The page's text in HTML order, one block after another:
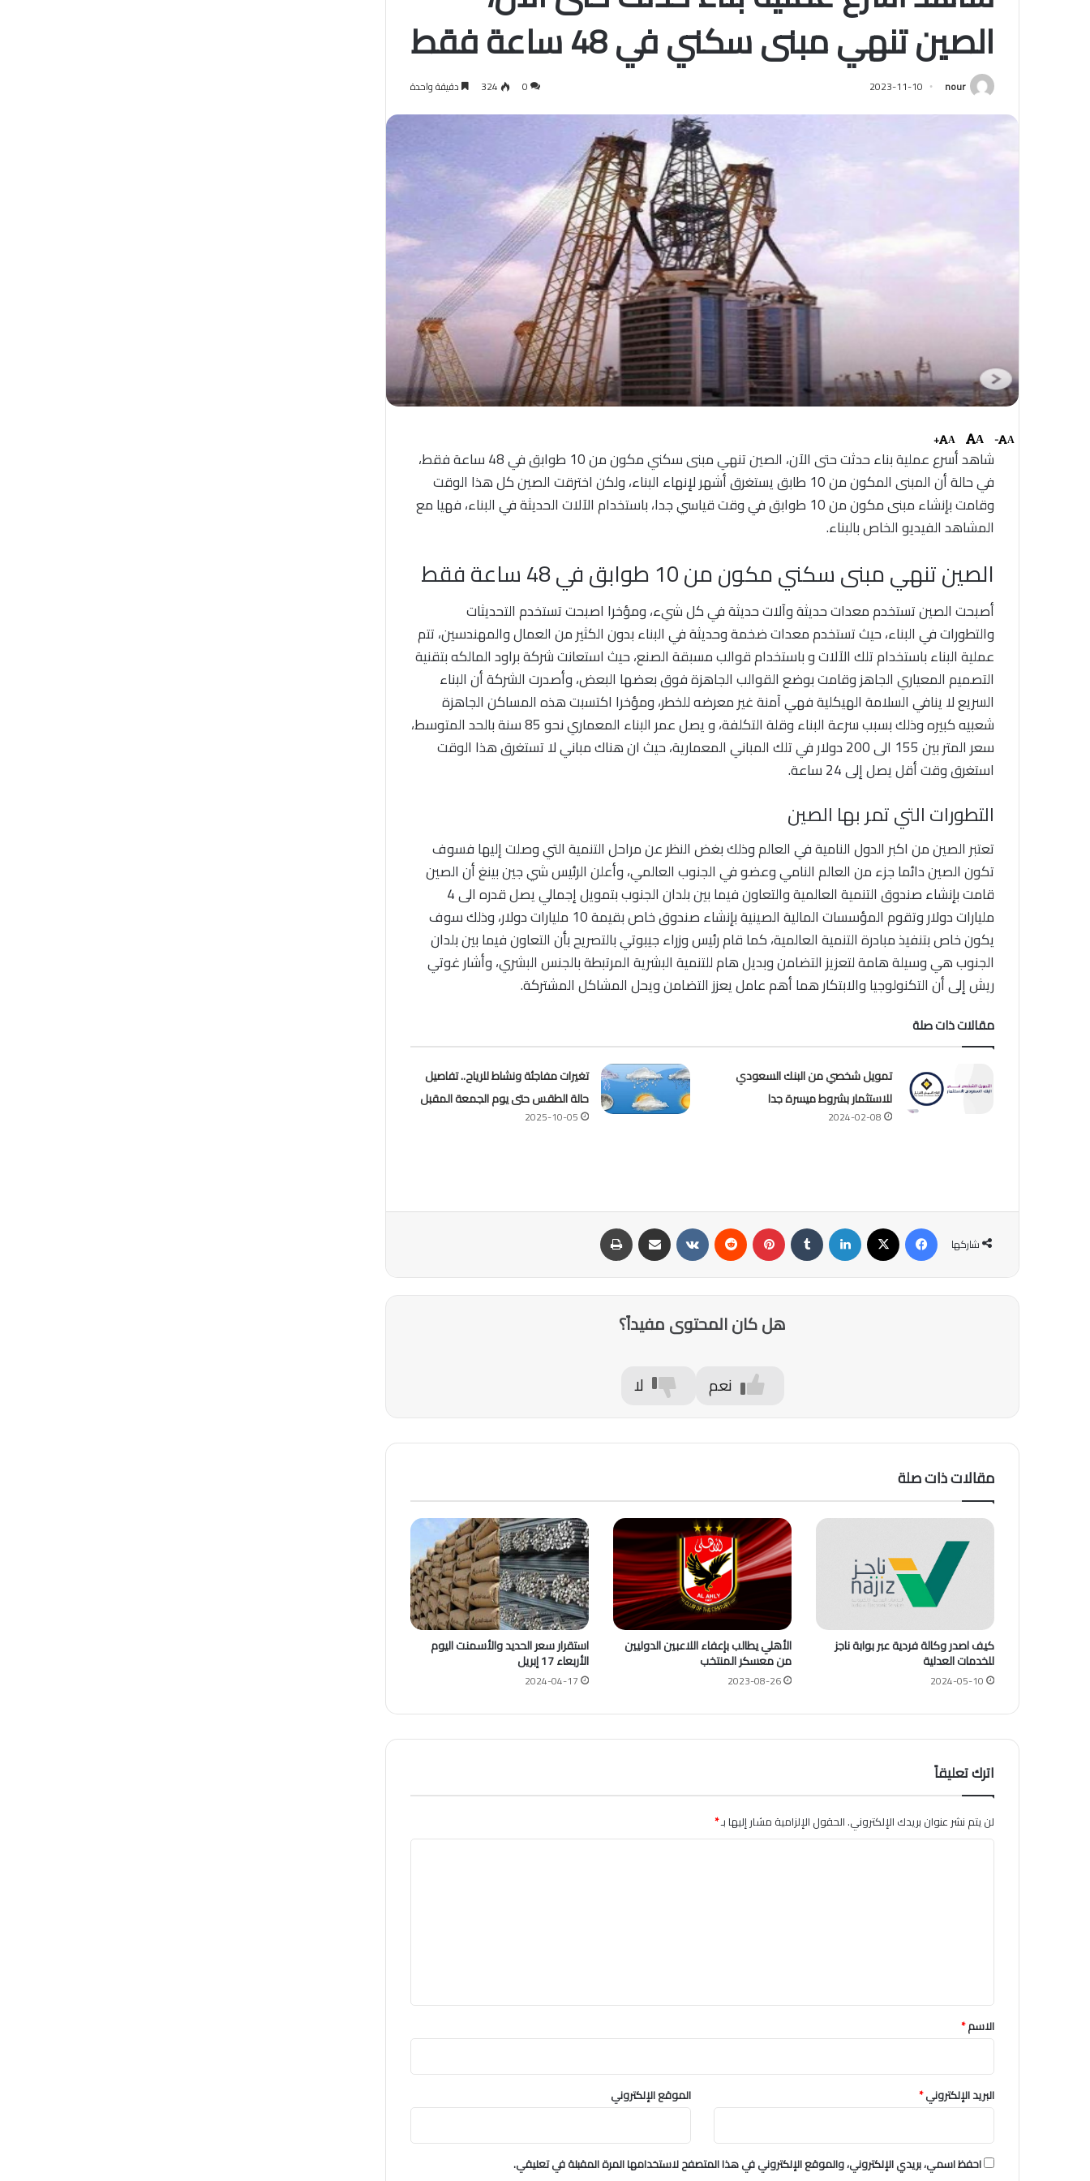
الصين تنهي مبنى سكني في 48 ساعة فقط
nour
2023-11-10
0
324 دقيقة واحدة
A
-
A
A
+
شاهد أسرع عملية بناء حدثت حتى الآن، الصين تنهي مبنى سكني مكون من 10 طوابق في 48 ساعة فقط،
في حالة أن المبنى المكون من 10 طابق يستغرق أشهر لإنهاء البناء، ولكن اخترقت الصين كل هذا الوقت
وقامت بإنشاء مبنى مكون من 10 طوابق في وقت قياسي جدا، باستخدام الآلات الحديثة في البناء، فهيا مع
المشاهد الفيديو الخاص بالبناء.
الصين تنهي مبنى سكني مكون من 10 طوابق في 48 ساعة فقط
أصبحت الصين تستخدم معدات حديثة وآلات حديثة في كل شيء، ومؤخرا اصبحت تستخدم التحديثات
والتطورات في البناء، حيث تستخدم معدات ضخمة وحديثة في البناء بدون الكثير من العمال والمهندسين، تتم
عملية البناء باستخدام تلك الآلات و باستخدام قوالب مسبقة الصنع، حيث استعانت شركة براود المالكه بتقنية
التصميم المعياري الجاهز وقامت بوضع القوالب الجاهزة فوق بعضها البعض، وأصدرت الشركة أن البناء
السريع لا ينافي السلامة الهيكلية فهي آمنة غير معرضه للخطر، ومؤخرا اكتسبت هذه المساكن الجاهزة
شعبيه كبيره وذلك بسبب سرعة البناء وقلة التكلفة، و يصل عمر البناء المعماري نحو 85 سنة بالحد المتوسط،
سعر المتر بين 155 الى 200 دولار في تلك المباني المعمارية، حيث ان هناك مباني لا تستغرق هذا الوقت
استغرق وقت أقل يصل إلى 24 ساعة.
التطورات التي تمر بها الصين
تعتبر الصين من اكبر الدول النامية في العالم وذلك بغض النظر عن مراحل التنمية التي وصلت إليها فسوف
تكون الصين دائما جزء من العالم النامي وعضو في الجنوب العالمي، وأعلن الرئيس شي جين بينغ أن الصين
قامت بإنشاء صندوق التنمية العالمية والتعاون فيما بين بلدان الجنوب بتمويل إجمالي يصل قدره الى 4
مليارات دولار وتقوم المؤسسات المالية الصينية بإنشاء صندوق خاص بقيمة 10 مليارات دولار، وذلك سوف
يكون خاص بتنفيذ مبادرة التنمية العالمية، كما قام رئيس وزراء جيبوتي بالتصريح بأن التعاون فيما بين بلدان
الجنوب هي وسيلة هامة لتعزيز التضامن وبديل هام للتنمية البشرية المرتبطة بالجنس البشري، وأشار غوتي
ريش إلى أن التكنولوجيا والابتكار هما أهم عامل يعزز التضامن ويحل المشاكل المشتركة.
مقالات ذات صلة
تمويل شخصي من البنك السعودي
للاستثمار بشروط ميسرة جدا
2024-02-08
تغيرات مفاجئة ونشاط للرياح.. تفاصيل
حالة الطقس حتى يوم الجمعة المقبل
2025-10-05
شاركها
هل كان المحتوى مفيداً؟
نعم لا
مقالات ذات صلة
كيف اصدر وكالة فردية عبر بوابة ناجز
للخدمات العدلية
2024-05-10
الأهلي يطالب بإعفاء اللاعبين الدوليين
من معسكر المنتخب
2023-08-26
استقرار سعر الحديد والأسمنت اليوم
الأربعاء 17 إبريل
2024-04-17
اترك تعليقاً
لن يتم نشر عنوان بريدك الإلكتروني.الحقول الإلزامية مشار إليها بـ*
*
الاسم*
البريد الإلكتروني* الموقع الإلكتروني
احفظ اسمي، بريدي الإلكتروني، والموقع الإلكتروني في هذا المتصفح لاستخدامها المرة المقبلة في تعليقي.